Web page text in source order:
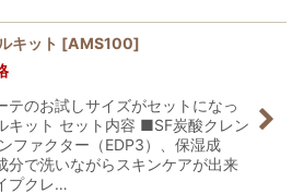
キット [AMS100]
テのお試しサイズがセットになっ
キット セット内容 ■SF炭酸クレン
ファクター（EDP3）、保湿成
分で洗いながらスキンケアが出来
プクレ…